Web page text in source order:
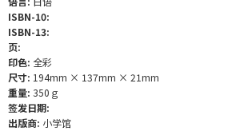
ISBN-10:
ISBN-13:
页:
印色: 全彩
尺寸: 194mm × 137mm × 21mm
重量: 350ｇ
签发日期:
出版商: 小学馆